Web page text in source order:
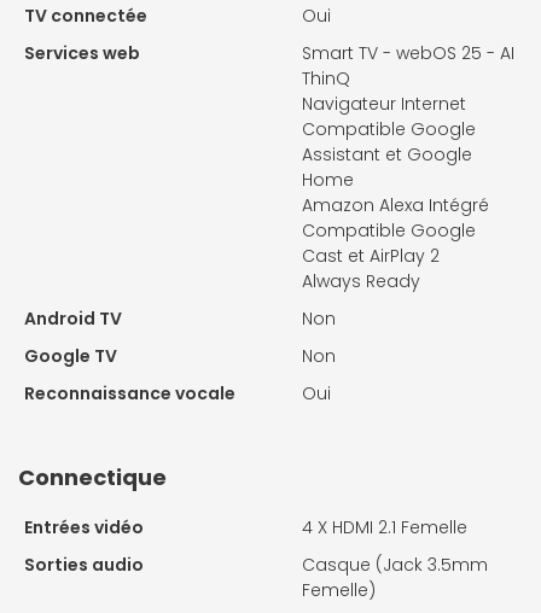
TV connectée
Oui
Services web
Smart TV - webOS 25 - AI
ThinQ
Navigateur Internet
Compatible Google
Assistant et Google
Home
Amazon Alexa Intégré
Compatible Google
Cast et AirPlay 2
Always Ready
Android TV
Non
Google TV
Non
Reconnaissance vocale
Oui
Connectique
Entrées vidéo 4 X HDMI 2.1 Femelle
Sorties audio
Casque (Jack 3.5mm
Femelle)